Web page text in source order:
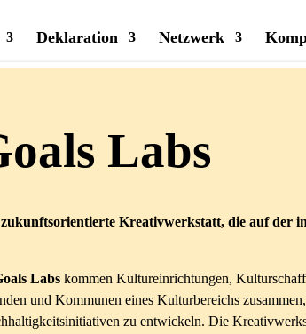
Deklaration Netzwerk
Labs
zukunftsorientierte Kreativwerkstatt,die auf der
Labs kommen Kultureinrichtungen,
und Kommunen eines Kulturbereichs
zu entwickeln. Die